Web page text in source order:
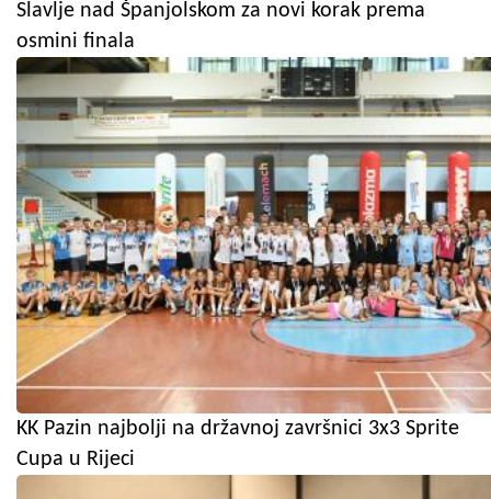
Slavlje nad Španjolskom za novi korak prema
osmini finala
KK Pazin najbolji na državnoj završnici 3x3 Sprite
Cupa u Rijeci